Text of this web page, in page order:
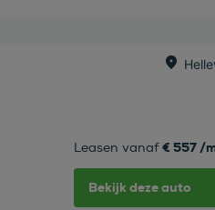
Leasen vanaf € 557 /
Bekijk deze auto